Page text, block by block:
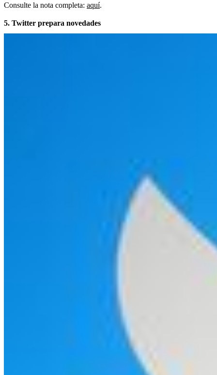
Consulte la nota completa: aquí.
5. Twitter prepara novedades